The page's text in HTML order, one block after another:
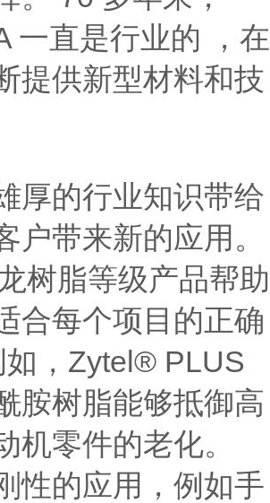
一直是行业的 ，在
提供新型材料和技
厚的行业知识带给
户带来新的应用。
树脂等级产品帮助
合每个项目的正确
，Zytel® PLUS
胺树脂能够抵御高
机零件的老化。
性的应用，例如手